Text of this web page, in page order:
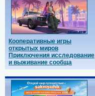
Кооперативные игры
открытых миров
Приключения исследование
и выживание сообща